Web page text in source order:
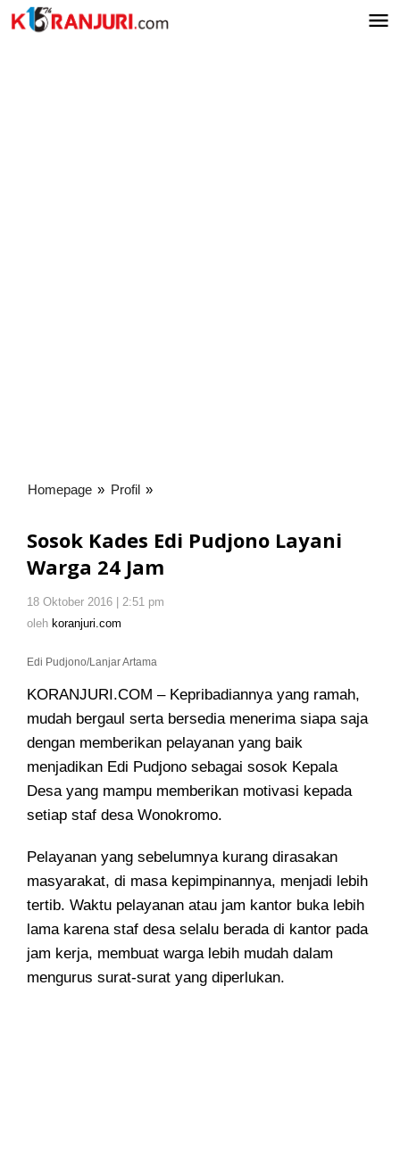
Lewati
ke
Homepage » Profil »
Pudjono
Layani
24
Sosok Kades Edi Pudjono Layani
Warga 24 Jam
18 Oktober 2016 | 2:51 pm
oleh koranjuri.com
Edi Pudjono/Lanjar Artama
KORANJURI.COM – Kepribadiannya yang ramah,
mudah bergaul serta bersedia menerima siapa saja
dengan memberikan pelayanan yang baik
menjadikan Edi Pudjono sebagai sosok Kepala
Desa yang mampu memberikan motivasi kepada
setiap staf desa Wonokromo.
Pelayanan yang sebelumnya kurang dirasakan
masyarakat, di masa kepimpinannya, menjadi lebih
tertib. Waktu pelayanan atau jam kantor buka lebih
lama karena staf desa selalu berada di kantor pada
jam kerja, membuat warga lebih mudah dalam
mengurus surat-surat yang diperlukan.